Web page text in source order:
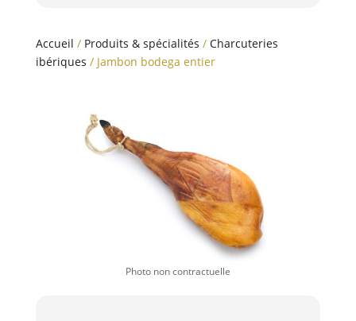
Accueil / Produits & spécialités / Charcuteries
ibériques / Jambon bodega entier